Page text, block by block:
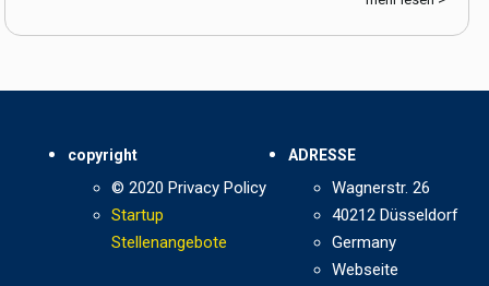
copyright
© 2020 Privacy Policy
Startup
Stellenangebote
ADRESSE
Wagnerstr. 26
40212 Düsseldorf
Germany
Webseite